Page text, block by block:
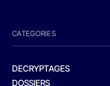
CATEGORIES
DECRYPTAGES
DOSSIERS